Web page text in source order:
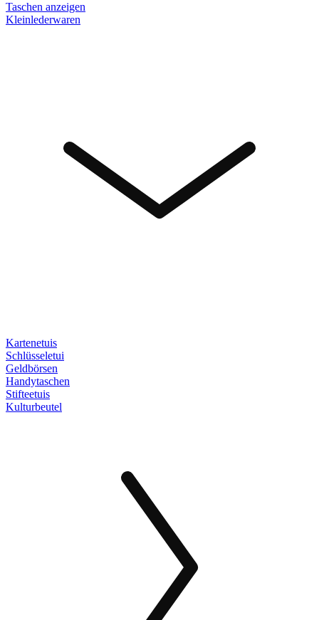
Taschen anzeigen
Kleinlederwaren
Kartenetuis
Schlüsseletui
Geldbörsen
Handytaschen
Stifteetuis
Kulturbeutel